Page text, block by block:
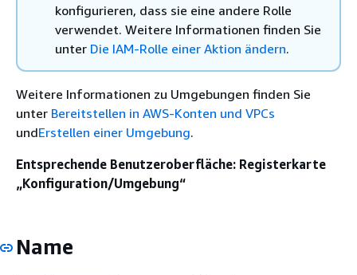
konfigurieren, dass sie eine andere Rolle
verwendet. Weitere Informationen finden Sie
unter Die IAM-Rolle einer Aktion ändern.
Weitere Informationen zu Umgebungen finden Sie
unter Bereitstellen in AWS-Konten und VPCs
undErstellen einer Umgebung.
Entsprechende Benutzeroberfläche: Registerkarte
„Konfiguration/Umgebung“
Name